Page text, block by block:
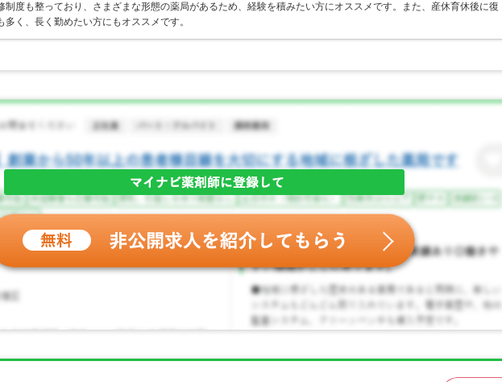
制度も整っており、さまざまな形態の薬局があるため、経験を積みたい方にオススメです。また、産休育休後に復
多く、長く勤めたい方にもオススメです。